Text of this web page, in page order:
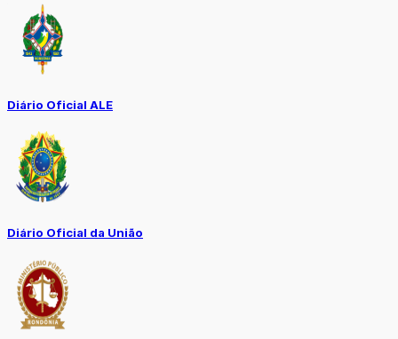
Diário Oficial ALE
Diário Oficial da União